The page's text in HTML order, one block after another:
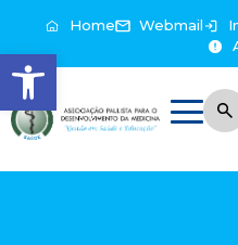
Abrir a barra de ferramentas
Home Webmail